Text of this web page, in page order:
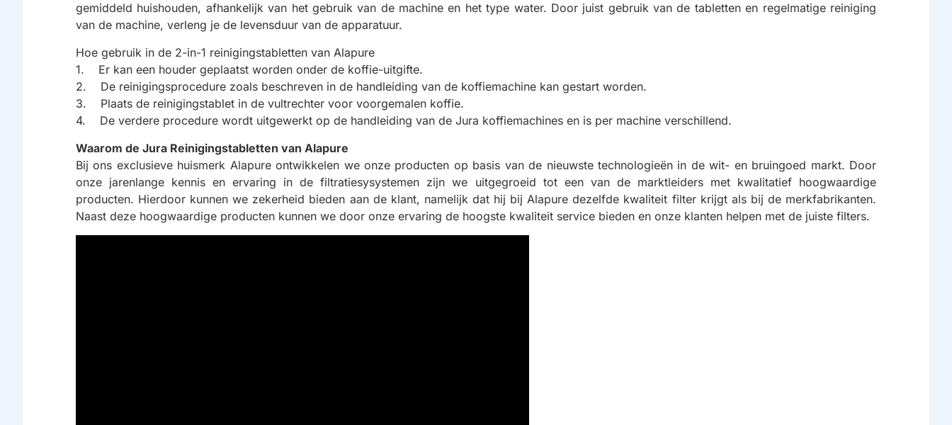
gemiddeld huishouden, afhankelijk van het gebruik van de machine en het type water. Door juist gebruik van de tabletten en regelmatige reiniging
van de machine, verleng je de levensduur van de apparatuur.
Hoe gebruik in de 2-in-1 reinigingstabletten van Alapure
1. Er kan een houder geplaatst worden onder de koffie-uitgifte.
2. De reinigingsprocedure zoals beschreven in de handleiding van de koffiemachine kan gestart worden.
3. Plaats de reinigingstablet in de vultrechter voor voorgemalen koffie.
4. De verdere procedure wordt uitgewerkt op de handleiding van de Jura koffiemachines en is per machine verschillend.
Waarom de Jura Reinigingstabletten van Alapure
Bij ons exclusieve huismerk Alapure ontwikkelen we onze producten op basis van de nieuwste technologieën in de wit- en bruingoed markt. Door
onze jarenlange kennis en ervaring in de filtratiesysystemen zijn we uitgegroeid tot een van de marktleiders met kwalitatief hoogwaardige
producten. Hierdoor kunnen we zekerheid bieden aan de klant, namelijk dat hij bij Alapure dezelfde kwaliteit filter krijgt als bij de merkfabrikanten.
Naast deze hoogwaardige producten kunnen we door onze ervaring de hoogste kwaliteit service bieden en onze klanten helpen met de juiste filters.